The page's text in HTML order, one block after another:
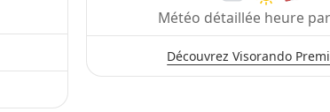
Météo détaillée heure
Découvrez Visorando